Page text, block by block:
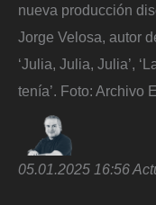
nueva producción
Jorge Velosa, autor
‘Julia, Julia, Julia’,
tenía’. Foto: Archivo
05.01.2025 16:56